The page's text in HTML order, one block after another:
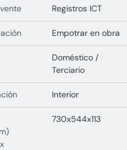
Registros ICT
Empotrar en obra
Doméstico /
Terciario
Interior
730x544x113